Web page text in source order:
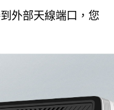
外部天線端口，您